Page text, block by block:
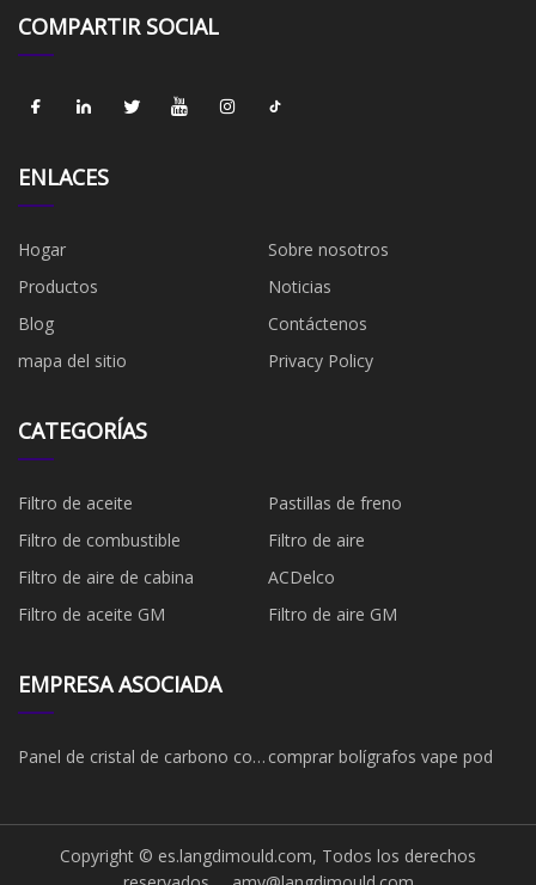
COMPARTIR SOCIAL
ENLACES
Hogar
Sobre nosotros
Productos
Noticias
Blog
Contáctenos
mapa del sitio
Privacy Policy
CATEGORÍAS
Filtro de aceite
Pastillas de freno
Filtro de combustible
​Filtro de aire
Filtro de aire de cabina
ACDelco
Filtro de aceite GM
Filtro de aire GM
EMPRESA ASOCIADA
Panel de cristal de carbono con comprar bolígrafos vape pod
Copyright © es.langdimould.com, Todos los derechos